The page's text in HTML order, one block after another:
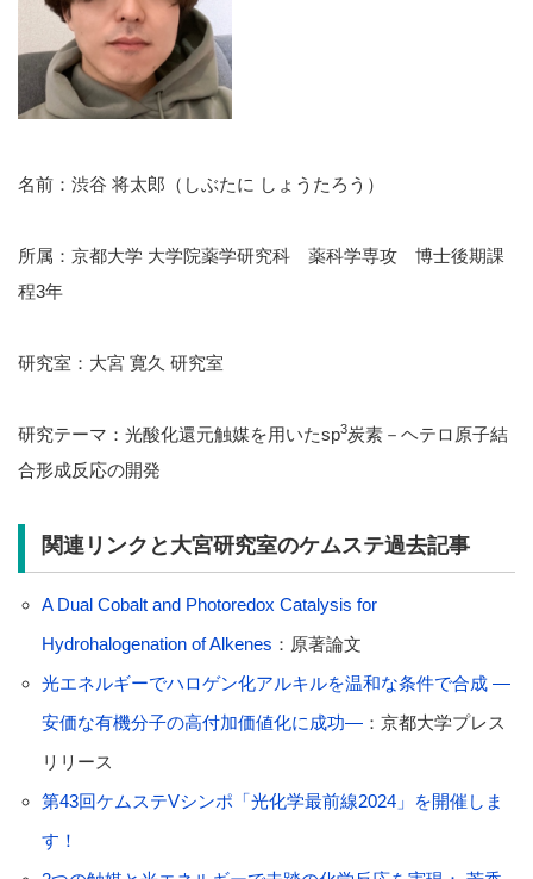
名前：渋谷 将太郎（しぶたに しょうたろう）
所属：京都大学 大学院薬学研究科 薬科学専攻 博士後期課
程3年
研究室：大宮 寛久 研究室
研究テーマ：光酸化還元触媒を用いたsp3炭素－ヘテロ原子結
合形成反応の開発
関連リンクと大宮研究室のケムステ過去記事
A Dual Cobalt and Photoredox Catalysis for
Hydrohalogenation of Alkenes ：原著論文
光エネルギーでハロゲン化アルキルを温和な条件で合成 ―
安価な有機分子の高付加価値化に成功―：京都大学プレス
リリース
第43回ケムステVシンポ「光化学最前線2024」を開催しま
す！